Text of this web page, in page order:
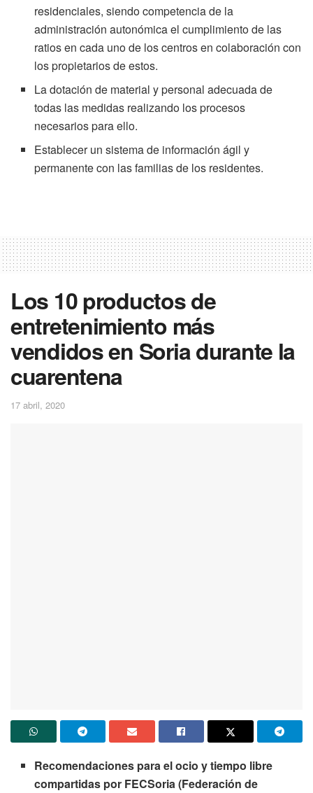
residenciales, siendo competencia de la
administración autonómica el cumplimiento de las
ratios en cada uno de los centros en colaboración con
los propietarios de estos.
La dotación de material y personal adecuada de
todas las medidas realizando los procesos
necesarios para ello.
Establecer un sistema de información ágil y
permanente con las familias de los residentes.
Los 10 productos de
entretenimiento más
vendidos en Soria durante la
cuarentena
17 abril, 2020
Recomendaciones para el ocio y tiempo libre
compartidas por FECSoria (Federación de